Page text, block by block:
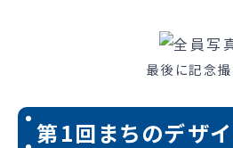
最後に記念
第1回まちのデザ